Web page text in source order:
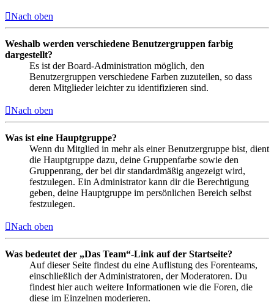
Nach oben
Weshalb werden verschiedene Benutzergruppen farbig
dargestellt?
Es ist der Board-Administration möglich, den
Benutzergruppen verschiedene Farben zuzuteilen, so dass
deren Mitglieder leichter zu identifizieren sind.
Nach oben
Was ist eine Hauptgruppe?
Wenn du Mitglied in mehr als einer Benutzergruppe bist, dient
die Hauptgruppe dazu, deine Gruppenfarbe sowie den
Gruppenrang, der bei dir standardmäßig angezeigt wird,
festzulegen. Ein Administrator kann dir die Berechtigung
geben, deine Hauptgruppe im persönlichen Bereich selbst
festzulegen.
Nach oben
Was bedeutet der „Das Team“-Link auf der Startseite?
Auf dieser Seite findest du eine Auflistung des Forenteams,
einschließlich der Administratoren, der Moderatoren. Du
findest hier auch weitere Informationen wie die Foren, die
diese im Einzelnen moderieren.